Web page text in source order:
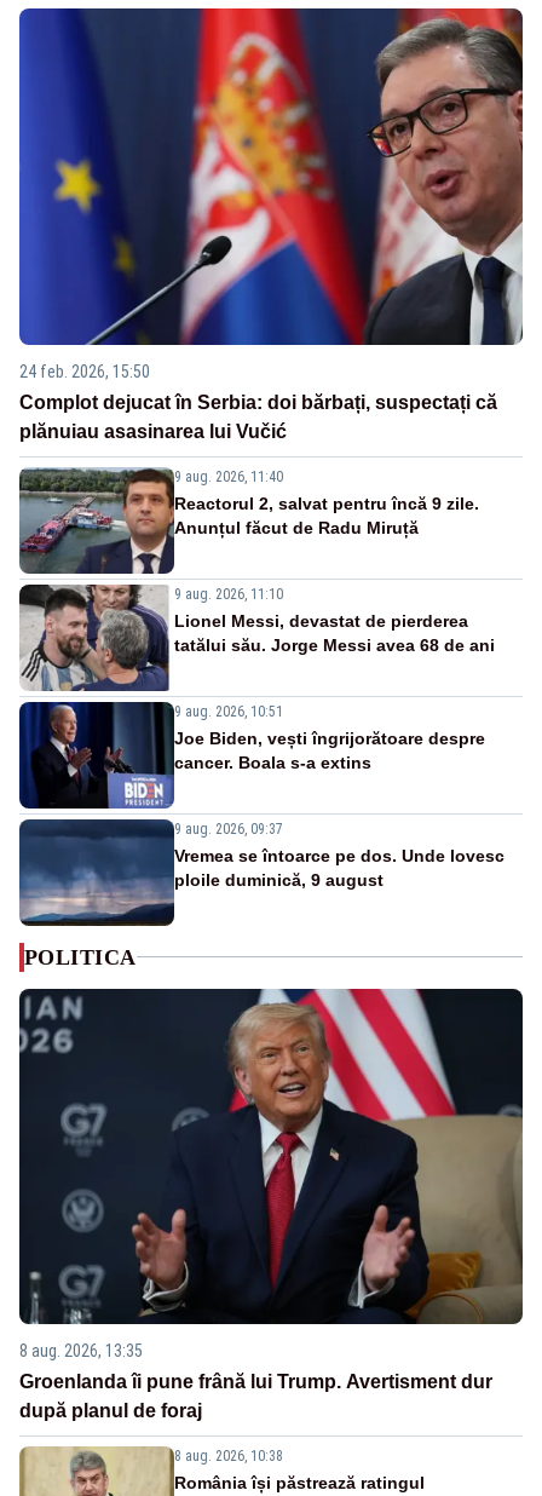
24 feb. 2026, 15:50
Complot dejucat în Serbia: doi bărbați, suspectați că
plănuiau asasinarea lui Vučić
9 aug. 2026, 11:40
Reactorul 2, salvat pentru încă 9 zile.
Anunțul făcut de Radu Miruță
9 aug. 2026, 11:10
Lionel Messi, devastat de pierderea
tatălui său. Jorge Messi avea 68 de ani
9 aug. 2026, 10:51
Joe Biden, vești îngrijorătoare despre
cancer. Boala s-a extins
9 aug. 2026, 09:37
Vremea se întoarce pe dos. Unde lovesc
ploile duminică, 9 august
POLITICA
8 aug. 2026, 13:35
Groenlanda îi pune frână lui Trump. Avertisment dur
după planul de foraj
8 aug. 2026, 10:38
România își păstrează ratingul